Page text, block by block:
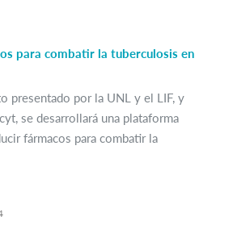
para combatir la tuberculosis en
presentado por la UNL y el LIF, y
se desarrollará una plataforma
fármacos para combatir la